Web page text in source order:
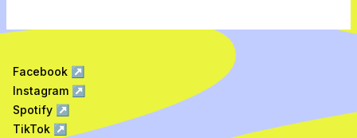
Facebook ↗
Instagram ↗
Spotify ↗
TikTok ↗